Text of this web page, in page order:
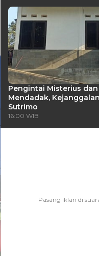
Pengintai Misterius dan
Mendadak,
Sutrimo
16:00 WIB